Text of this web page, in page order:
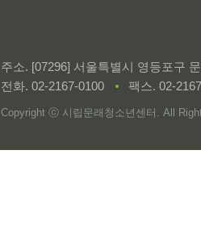
주소. [07296] 서울특별시 영등포구
전화. 02-2167-0100 팩스. 02-
Copyright ⓒ 시립문래청소년센터. All